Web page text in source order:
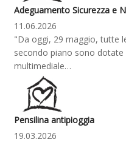
Adeguamento Sicurezza e
11.06.2026
"Da oggi, 29 maggio, tutte
secondo piano sono dotate
multimediale…
Pensilina antipioggia
19.03.2026